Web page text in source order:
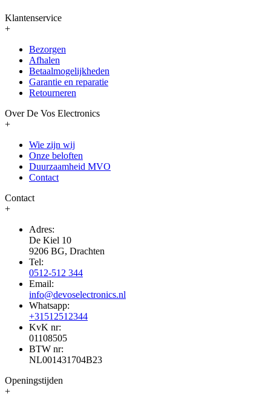
Klantenservice
+
Bezorgen
Afhalen
Betaalmogelijkheden
Garantie en reparatie
Retourneren
Over De Vos Electronics
+
Wie zijn wij
Onze beloften
Duurzaamheid MVO
Contact
Contact
+
Adres:
De Kiel 10
9206 BG, Drachten
Tel:
0512-512 344
Email:
info@devoselectronics.nl
Whatsapp:
+31512512344
KvK nr:
01108505
BTW nr:
NL001431704B23
Openingstijden
+